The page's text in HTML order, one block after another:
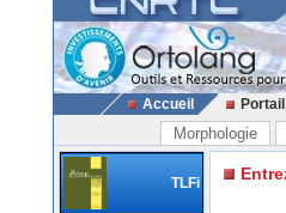
Accueil
Morphologie
TLFi